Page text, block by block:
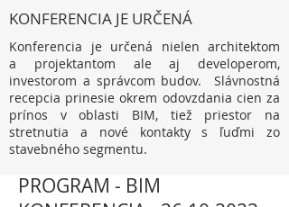
KONFERENCIA JE URČENÁ
Konferencia je určená nielen architektom
a projektantom ale aj developerom,
investorom a správcom budov. Slávnostná
recepcia prinesie okrem odovzdania cien za
prínos v oblasti BIM, tiež priestor na
stretnutia a nové kontakty s ľuďmi zo
stavebného segmentu.
PROGRAM - BIM